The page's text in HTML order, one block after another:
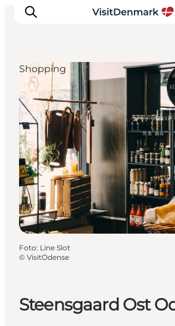
Inspiration
Destinationer
Oplevelser
Overnatning
Planlæg ferien
Steensgaard Ost
Shopping
Foto: Line Slot
© VisitOdense